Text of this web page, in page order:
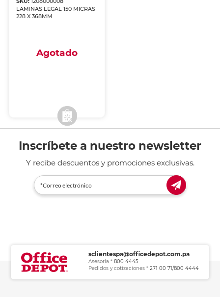
LAMINAS LEGAL 150 MICRAS
228 X 368MM
Agotado
Inscríbete a nuestro newsletter
Y recibe descuentos y promociones exclusivas.
sclientespa@officedepot.com.pa
Asesoría * 800 4445
Pedidos y cotizaciones * 271 00 71/800 4444